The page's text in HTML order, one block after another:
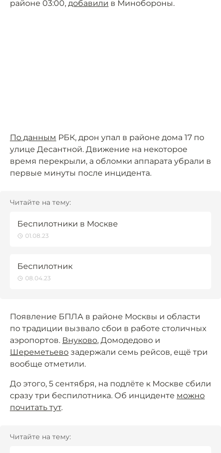
районе 03:00, добавили в Минобороны.
По данным РБК, дрон упал в районе дома 17 по
улице Десантной. Движение на некоторое
время перекрыли, а обломки аппарата убрали в
первые минуты после инцидента.
Читайте на тему:
Беспилотники в Москве
01.08.23
Беспилотник
08.04.23
Появление БПЛА в районе Москвы и области
по традиции вызвало сбои в работе столичных
аэропортов. Внуково, Домодедово и
Шереметьево задержали семь рейсов, ещё три
вообще отметили.
До этого, 5 сентября, на подлёте к Москве сбили
сразу три беспилотника. Об инциденте можно
почитать тут.
Читайте на тему: